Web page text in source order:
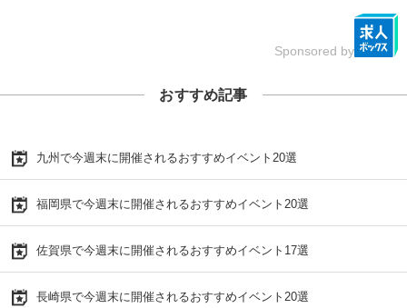
Sponsored by
おすすめ記事
九州で今週末に開催されるおすすめイベント20選
福岡県で今週末に開催されるおすすめイベント20選
佐賀県で今週末に開催されるおすすめイベント17選
長崎県で今週末に開催されるおすすめイベント20選